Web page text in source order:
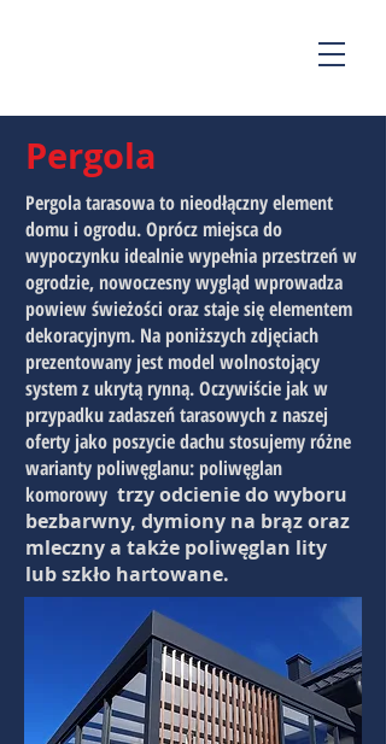
Pergola
Pergola tarasowa to nieodłączny element
domu i ogrodu. Oprócz miejsca do
wypoczynku idealnie wypełnia przestrzeń w
ogrodzie, nowoczesny wygląd wprowadza
powiew świeżości oraz staje się elementem
dekoracyjnym. Na poniższych zdjęciach
prezentowany jest model wolnostojący
system z ukrytą rynną. Oczywiście jak w
przypadku zadaszeń tarasowych z naszej
oferty jako poszycie dachu stosujemy różne
warianty poliwęglanu: poliwęglan
komorowy trzy odcienie do wyboru
bezbarwny, dymiony na brąz oraz
mleczny a także poliwęglan lity
lub szkło hartowane.